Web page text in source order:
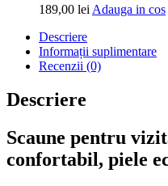
189,00 lei Adauga in cos
Descriere
Informații suplimentare
Recenzii (0)
Descriere
Scaune pentru
confortabil, piele